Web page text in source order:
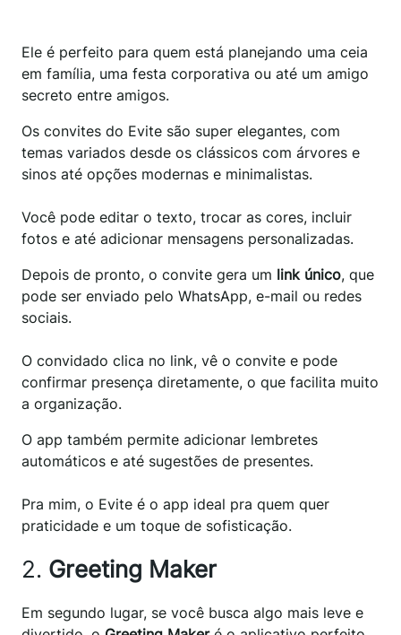
Ele é perfeito para quem está planejando uma ceia
em família, uma festa corporativa ou até um amigo
secreto entre amigos.
Os convites do Evite são super elegantes, com
temas variados desde os clássicos com árvores e
sinos até opções modernas e minimalistas.
Você pode editar o texto, trocar as cores, incluir
fotos e até adicionar mensagens personalizadas.
Depois de pronto, o convite gera um link único, que
pode ser enviado pelo WhatsApp, e-mail ou redes
sociais.
O convidado clica no link, vê o convite e pode
confirmar presença diretamente, o que facilita muito
a organização.
O app também permite adicionar lembretes
automáticos e até sugestões de presentes.
Pra mim, o Evite é o app ideal pra quem quer
praticidade e um toque de sofisticação.
2. Greeting Maker
Em segundo lugar, se você busca algo mais leve e